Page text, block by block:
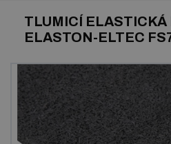
Profily a výroba těsnění
Technické plasty
Dopravníkové pásy a montáž
Zlepšení pracovního prostředí
TLUMICÍ ELASTICKÁ
ELASTON-ELTEC